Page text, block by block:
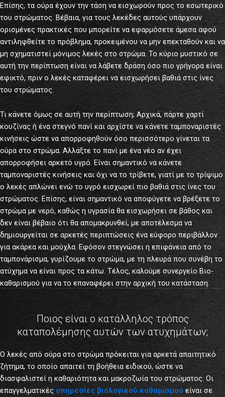
Επίσης, τα ούρα έχουν την τάση να εισχωρούν προς το εσωτερικό
του στρώματος. Βέβαια, για τους λεκέδες αυτούς υπάρχουν
ορισμένες πρακτικές που μπορείτε να εφαρμόσετε άμεσα αφού
αντιληφθείτε το πρόβλημα, προκειμένου να μην επεκταθούν και να
μη σχηματιστεί μόνιμος λεκές στο στρώμα. Το κύριο μυστικό σε
αυτή την περίπτωση είναι να λάβετε δράση όσο πιο γρήγορα είναι
εφικτό, πριν ο λεκές καταφέρει να εισχωρήσει βαθιά στις ίνες
του στρώματος.
Τι κάνετε όμως σε αυτή την περίπτωση; Αρχικά, πάρτε χαρτί
κουζίνας ή ένα στεγνό πανί και αρχίστε να κάνετε ταμποναριστές
κινήσεις ώστε να απορροφηθούν όσο περισσότερο γίνεται τα
ούρα στο στρώμα. Αλλάξτε το πανί με ένα νέο αν έχει
απορροφήσει αρκετό υγρό. Είναι σημαντικό να κάνετε
ταμποναριστές κινήσεις και όχι να το τρίβετε, γιατί με το τρίψιμο
ο λεκές απλώνει ενώ το υγρό εισχωρεί πιο βαθιά στις ίνες του
στρώματος. Επίσης, είναι σημαντικό να αποφύγετε να βρέξετε το
στρώμα με νερό, καθώς η υγρασία θα εισχωρήσει σε βάθος και
δεν είναι βέβαιο ότι θα απομακρυνθεί, με αποτέλεσμα να
δημιουργείται σε αρκετές περιπτώσεις ένα εύφορο περιβάλλον
για ακάρεα και μούχλα. Εφόσον στεγνώσει η επιφάνεια από το
ταμπονάρισμα, γυρίζουμε το στρώμα, με τη πλευρά που συνέβη το
ατύχημα να είναι προς τα κάτω. Τέλος, καλούμε συνεργείο Βιο-
καθαρισμού για να το επαναφέρει στην αρχική του κατάσταση.
Ποιος είναι ο κατάλληλος τρόπος
καταπολέμησης αυτών των ατυχημάτων;
Ο λεκές από ούρα στο στρώμα πρόκειται για αρκετά απαιτητικό
ζήτημα, το οποίο απαιτεί τη βοήθεια ειδικού, ώστε να
διασφαλιστεί η καθαριότητα και μακροζωία του στρώματος. Οι
επαγγελματικές υπηρεσίες βιολογικού καθαρισμούείναι σε